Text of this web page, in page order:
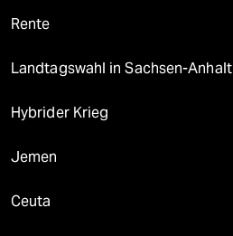
Rente
Landtagswahl in Sachsen-Anhalt
Hybrider Krieg
Jemen
Ceuta